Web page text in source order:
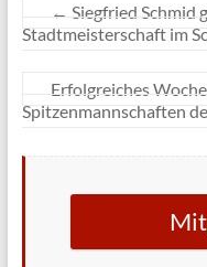
← Siegfried Schmid
Stadtmeisterschaft im
Erfolgreiches
Spitzenmannschaften